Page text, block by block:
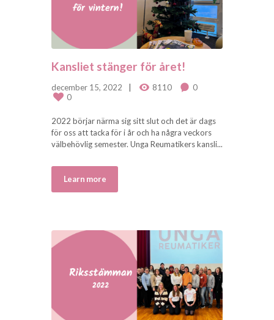
Kansliet stänger för året!
december 15, 2022 8110
0
0
2022 börjar närma sig sitt slut och det är dags
för oss att tacka för i år och ha några veckors
välbehövlig semester. Unga Reumatikers kansli...
Learn more